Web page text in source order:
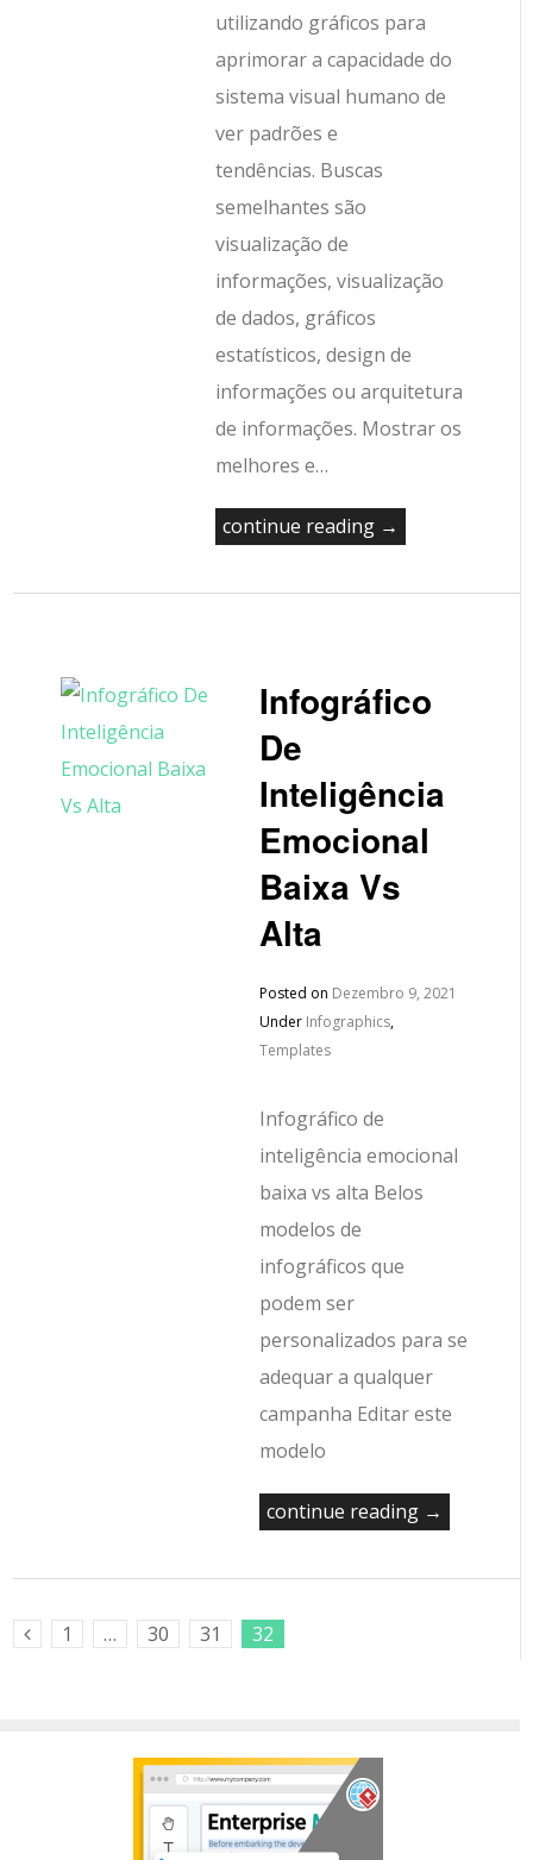
utilizando gráficos para
aprimorar a capacidade do
sistema visual humano de
ver padrões e
tendências. Buscas
semelhantes são
visualização de
informações, visualização
de dados, gráficos
estatísticos, design de
informações ou arquitetura
de informações. Mostrar os
melhores e…
continue reading →
Infográfico
De
Inteligência
Emocional
Baixa Vs
Alta
Posted on Dezembro 9, 2021
Under Infographics,
Templates
Infográfico de
inteligência emocional
baixa vs alta Belos
modelos de
infográficos que
podem ser
personalizados para se
adequar a qualquer
campanha Editar este
modelo
continue reading →
1 … 30 31 32